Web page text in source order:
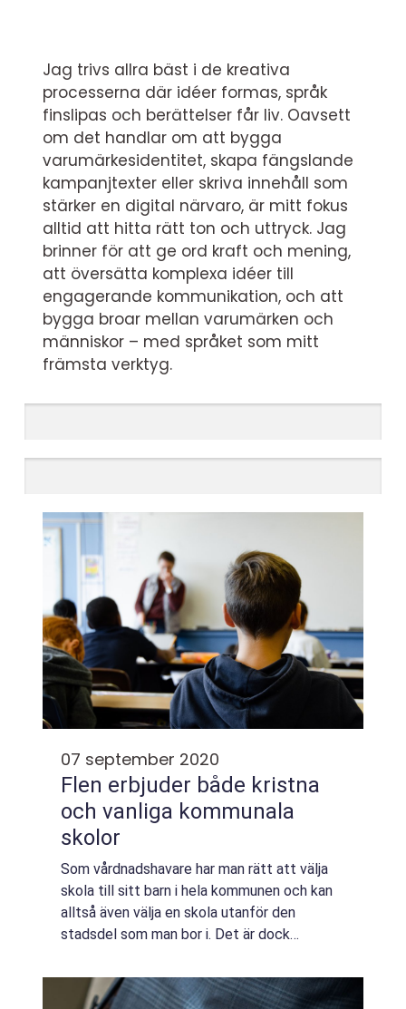
Jag trivs allra bäst i de kreativa
processerna där idéer formas, språk
finslipas och berättelser får liv. Oavsett
om det handlar om att bygga
varumärkesidentitet, skapa fängslande
kampanjtexter eller skriva innehåll som
stärker en digital närvaro, är mitt fokus
alltid att hitta rätt ton och uttryck. Jag
brinner för att ge ord kraft och mening,
att översätta komplexa idéer till
engagerande kommunikation, och att
bygga broar mellan varumärken och
människor – med språket som mitt
främsta verktyg.
07 september 2020
Flen erbjuder både kristna
och vanliga kommunala
skolor
Som vårdnadshavare har man rätt att välja
skola till sitt barn i hela kommunen och kan
alltså även välja en skola utanför den
stadsdel som man bor i. Det är dock
elever som en viss skola kan ta emot. Ofta
är det närhe...